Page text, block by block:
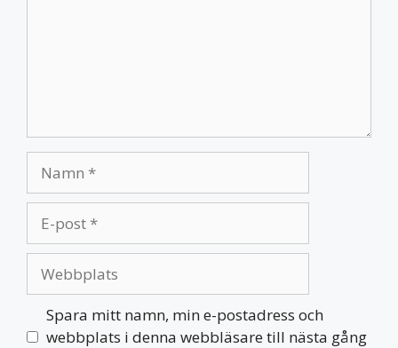
post
Spara mitt namn, min e-postadress och
webbplats i denna webbläsare till nästa gång